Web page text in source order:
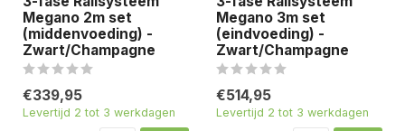
Megano 2m set
(middenvoeding) -
Zwart/Champagne
€339,95
Levertijd 2 tot 3 werkdagen
Megano 3m set
(eindvoeding) -
Zwart/Champagne
€514,95
Levertijd 2 tot 3 werkdagen